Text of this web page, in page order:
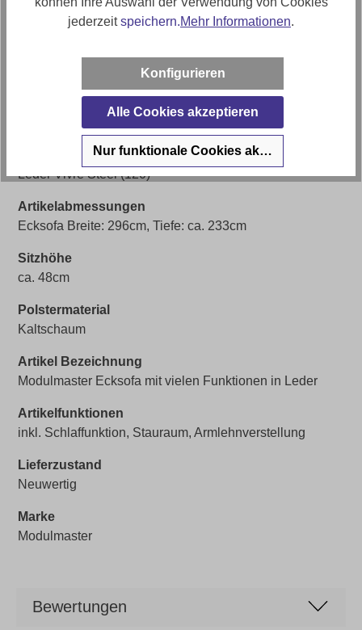
0775015506-43WW-A
Bezugsmaterial
Leder Vivre Steel (120)
Artikelabmessungen
Ecksofa Breite: 296cm, Tiefe: ca. 233cm
Sitzhöhe
ca. 48cm
Polstermaterial
Kaltschaum
Artikel Bezeichnung
Modulmaster Ecksofa mit vielen Funktionen in Leder
Artikelfunktionen
inkl. Schlaffunktion, Stauraum, Armlehnverstellung
Lieferzustand
Neuwertig
Marke
Modulmaster
Bewertungen
jederzeitspeichern.Mehr Informationen.
Konfigurieren
Alle Cookies akzeptieren
Nur funktionale Cookies akzeptieren